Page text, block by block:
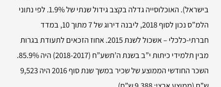
בישראל). האוכלוסייה גדלה בקצב גידול שנתי של ‎1.9%‏. לפי נתוני
הלמ”ס נכון לסוף 2018, ליבנה דירוג של 7 מתוך 10, במדד
חברתי-כלכלי – אשכול לשנת 2015. אחוז הזכאים לתעודת בגרות
מבין תלמידי כיתות י”ב בשנת ה’תשע”ח (2017-‏2018) היה 85.9%.
השכר החודשי הממוצע של שכיר במשך שנת סוף 2016 היה 9,523